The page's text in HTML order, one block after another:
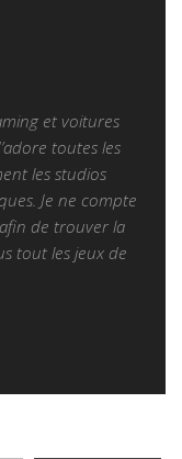
et voitures
toutes les
les studios
Je ne compte
de trouver la
tout les jeux de